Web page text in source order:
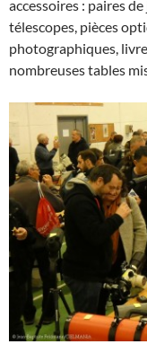
accessoires : paires
télescopes, pièces
photographiques,
nombreuses tables